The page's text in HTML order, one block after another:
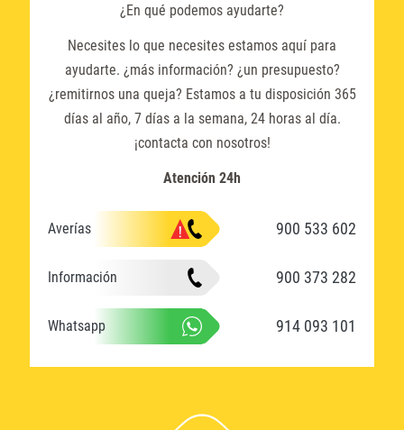
¿En qué podemos ayudarte?
Necesites lo que necesites estamos aquí para
ayudarte. ¿más información? ¿un presupuesto?
¿remitirnos una queja? Estamos a tu disposición 365
días al año, 7 días a la semana, 24 horas al día.
¡contacta con nosotros!
Atención 24h
Averías 900 533 602
Información 900 373 282
Whatsapp 914 093 101